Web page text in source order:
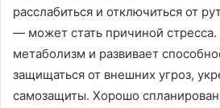
расслабиться и отключиться от
— может стать причиной
метаболизм и развивает
защищаться от внешних угроз,
самозащиты. Хорошо